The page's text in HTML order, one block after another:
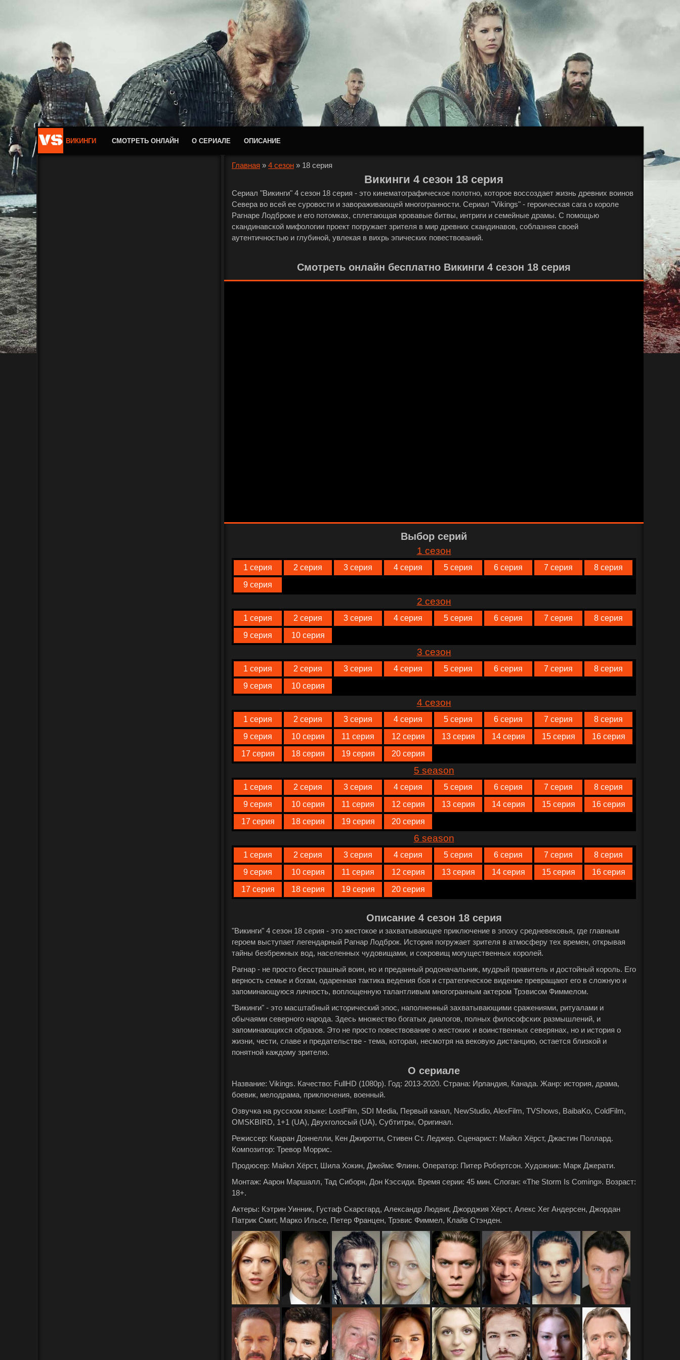
ВИКИНГИ СМОТРЕТЬ ОНЛАЙН О СЕРИАЛЕ ОПИСАНИЕ
Главная » 4 сезон » 18 серия
Викинги 4 сезон 18 серия
Сериал "Викинги" 4 сезон 18 серия - это кинематографическое полотно, которое воссоздает жизнь древних воинов
Севера во всей ее суровости и завораживающей многогранности. Сериал "Vikings" - героическая сага о короле
Рагнаре Лодброке и его потомках, сплетающая кровавые битвы, интриги и семейные драмы. С помощью
скандинавской мифологии проект погружает зрителя в мир древних скандинавов, соблазняя своей
аутентичностью и глубиной, увлекая в вихрь эпических повествований.
Смотреть онлайн бесплатно Викинги 4 сезон 18 серия
Выбор серий
1 сезон
1 серия 2 серия 3 серия 4 серия 5 серия 6 серия 7 серия
8 серия
9 серия
2 сезон
1 серия 2 серия 3 серия 4 серия 5 серия 6 серия 7 серия
8 серия
9 серия
10 серия
3 сезон
1 серия 2 серия 3 серия 4 серия 5 серия 6 серия 7 серия
8 серия
9 серия
10 серия
4 сезон
1 серия 2 серия 3 серия 4 серия 5 серия 6 серия 7 серия
8 серия
9 серия
10 серия 11 серия 12 серия 13 серия 14 серия 15 серия
16 серия
17 серия
18 серия 19 серия 20 серия
5 season
1 серия 2 серия 3 серия 4 серия 5 серия 6 серия 7 серия
8 серия
9 серия
10 серия 11 серия 12 серия 13 серия 14 серия 15 серия
16 серия
17 серия
18 серия 19 серия 20 серия
6 season
1 серия 2 серия 3 серия 4 серия 5 серия 6 серия 7 серия
8 серия
9 серия
10 серия 11 серия 12 серия 13 серия 14 серия 15 серия
16 серия
17 серия
18 серия 19 серия 20 серия
Описание 4 сезон 18 серия
"Викинги" 4 сезон 18 серия - это жестокое и захватывающее приключение в эпоху средневековья, где главным
героем выступает легендарный Рагнар Лодброк. История погружает зрителя в атмосферу тех времен, открывая
тайны безбрежных вод, населенных чудовищами, и сокровищ могущественных королей.
Рагнар - не просто бесстрашный воин, но и преданный родоначальник, мудрый правитель и достойный король. Его
верность семье и богам, одаренная тактика ведения боя и стратегическое видение превращают его в сложную и
запоминающуюся личность, воплощенную талантливым многогранным актером Трэвисом Фиммелом.
"Викинги" - это масштабный исторический эпос, наполненный захватывающими сражениями, ритуалами и
обычаями северного народа. Здесь множество богатых диалогов, полных философских размышлений, и
запоминающихся образов. Это не просто повествование о жестоких и воинственных северянах, но и история о
жизни, чести, славе и предательстве - тема, которая, несмотря на вековую дистанцию, остается близкой и
понятной каждому зрителю.
О сериале
Название: Vikings. Качество: FullHD (1080p). Год: 2013-2020. Страна: Ирландия, Канада. Жанр: история, драма,
боевик, мелодрама, приключения, военный.
Озвучка на русском языке: LostFilm, SDI Media, Первый канал, NewStudio, AlexFilm, TVShows, BaibaKo, ColdFilm,
OMSKBIRD, 1+1 (UA), Двухголосый (UA), Субтитры, Оригинал.
Режиссер: Киаран Доннелли, Кен Джиротти, Стивен Ст. Леджер. Сценарист: Майкл Хёрст, Джастин Поллард.
Композитор: Тревор Моррис.
Продюсер: Майкл Хёрст, Шила Хокин, Джеймс Флинн. Оператор: Питер Робертсон. Художник: Марк Джерати.
Монтаж: Аарон Маршалл, Тад Сиборн, Дон Кэссиди. Время серии: 45 мин. Слоган: «The Storm Is Coming». Возраст:
18+.
Актеры: Кэтрин Уинник, Густаф Скарсгард, Александр Людвиг, Джорджия Хёрст, Алекс Хег Андерсен, Джордан
Патрик Смит, Марко Ильсе, Петер Францен, Трэвис Фиммел, Клайв Стэнден.